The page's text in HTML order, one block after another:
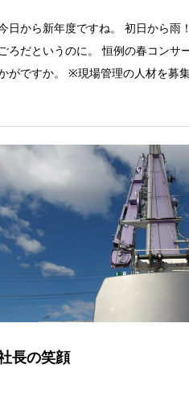
日から新年度ですね。 初日から雨
ろだというのに。 恒例の春コンサ
がですか。 ※現場管理の人材を募
長の笑顔